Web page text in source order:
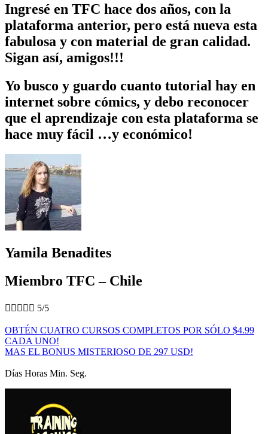
Ingresé en TFC hace dos años, con la
plataforma anterior, pero está nueva esta
fabulosa y con material de gran calidad.
Sigan así, amigos!!!
Yo busco y guardo cuanto tutorial hay en
internet sobre cómics, y debo reconocer
que el aprendizaje con esta plataforma se
hace muy fácil …y económico!
Yamila Benadites
Miembro TFC – Chile
     5/5
OBTÉN CUATRO CURSOS COMPLETOS POR SÓLO $4.99
CADA UNO!
MAS EL BONUS MISTERIOSO DE 297 USD!
Días Horas Min. Seg.